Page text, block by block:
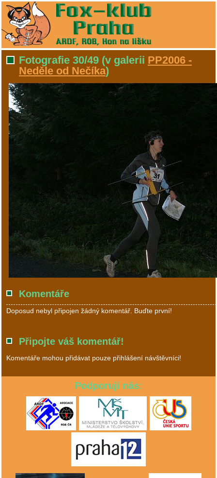
Fotografie 30/49 (v galerii PP2006 -
Neděle od Nečíka)
Komentáře
Doposud nebyl připojen žádný komentář. Buďte první!
Připojte váš komentář!
Komentáře mohou přidávat pouze přihlášení návštěvníci!
Podporují nás: